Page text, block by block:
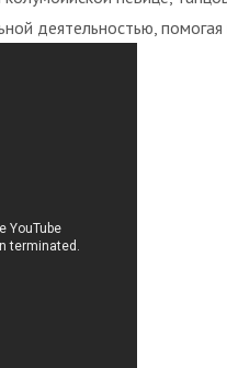
деятельностью,